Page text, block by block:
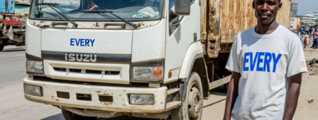
せ
ト
ラ
ッ
ク
買
取
り！